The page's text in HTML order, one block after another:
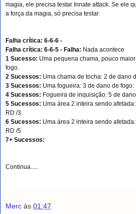
magia, ele precisa testar Innate attack. Se ele
a força da magia, só precisa testar
Falha crítica: 6-6-6 -
Falha crítica: 6-6-5 - Falha: Nada acontece
1 Sucesso: Uma pequena chama, pouco
fogo.
2 Sucessos: Uma chama de tocha: 2 de dano
3 Sucessos: Uma fogueira: 3 de dano de fogo:
4 Sucessos: Fogueira de inquisição: 5 de
5 Sucessos: Uma área 2 inteira sendo
RD /3
6 Sucessos: Uma área 2 inteira sendo
RD /5
7+ Sucessos:
Continua.....
Merc às 01:47